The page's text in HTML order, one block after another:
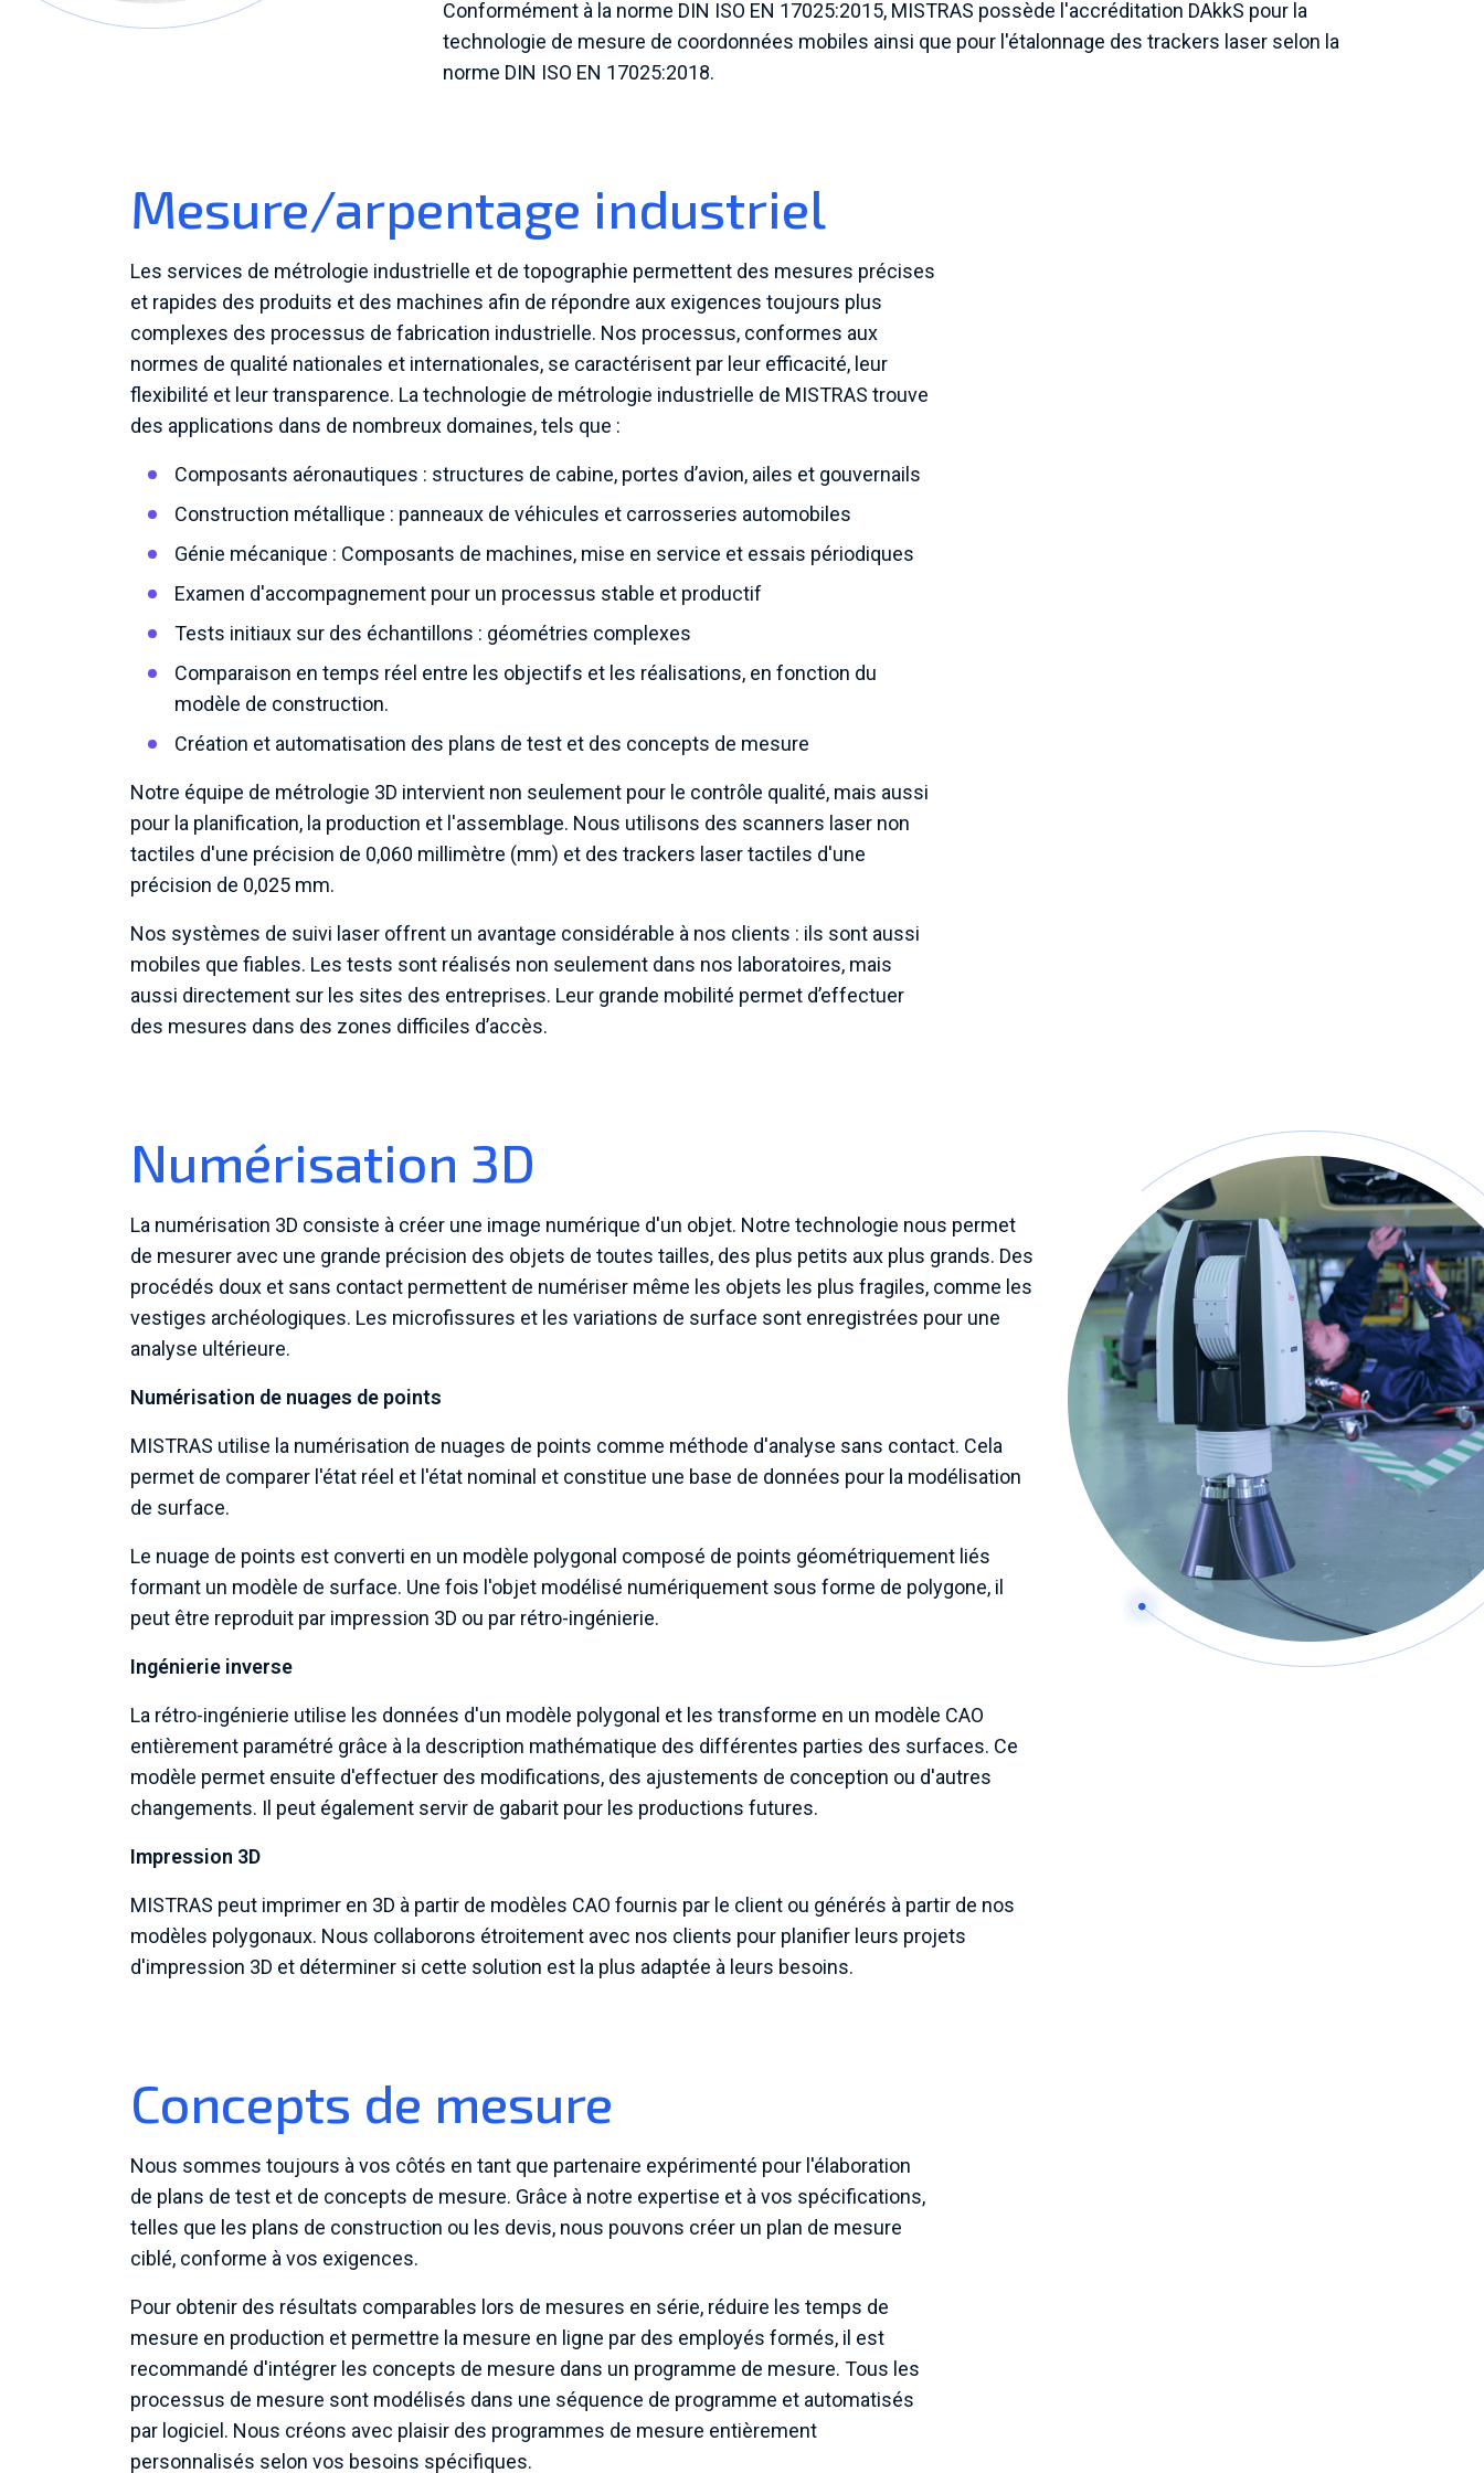
Conformément à la norme DIN ISO EN 17025:2015, MISTRAS possède l'accréditation DAkkS pour la
technologie de mesure de coordonnées mobiles ainsi que pour l'étalonnage des trackers laser selon la
norme DIN ISO EN 17025:2018.
Mesure/arpentage industriel
Les services de métrologie industrielle et de topographie permettent des mesures précises
et rapides des produits et des machines afin de répondre aux exigences toujours plus
complexes des processus de fabrication industrielle. Nos processus, conformes aux
normes de qualité nationales et internationales, se caractérisent par leur efficacité, leur
flexibilité et leur transparence. La technologie de métrologie industrielle de MISTRAS trouve
des applications dans de nombreux domaines, tels que :
Composants aéronautiques : structures de cabine, portes d’avion, ailes et gouvernails
Construction métallique : panneaux de véhicules et carrosseries automobiles
Génie mécanique : Composants de machines, mise en service et essais périodiques
Examen d'accompagnement pour un processus stable et productif
Tests initiaux sur des échantillons : géométries complexes
Comparaison en temps réel entre les objectifs et les réalisations, en fonction du
modèle de construction.
Création et automatisation des plans de test et des concepts de mesure
Notre équipe de métrologie 3D intervient non seulement pour le contrôle qualité, mais aussi
pour la planification, la production et l'assemblage. Nous utilisons des scanners laser non
tactiles d'une précision de 0,060 millimètre (mm) et des trackers laser tactiles d'une
précision de 0,025 mm.
Nos systèmes de suivi laser offrent un avantage considérable à nos clients : ils sont aussi
mobiles que fiables. Les tests sont réalisés non seulement dans nos laboratoires, mais
aussi directement sur les sites des entreprises. Leur grande mobilité permet d’effectuer
des mesures dans des zones difficiles d’accès.
Numérisation 3D
La numérisation 3D consiste à créer une image numérique d'un objet. Notre technologie nous permet
de mesurer avec une grande précision des objets de toutes tailles, des plus petits aux plus grands. Des
procédés doux et sans contact permettent de numériser même les objets les plus fragiles, comme les
vestiges archéologiques. Les microfissures et les variations de surface sont enregistrées pour une
analyse ultérieure.
Numérisation de nuages de points
MISTRAS utilise la numérisation de nuages de points comme méthode d'analyse sans contact. Cela
permet de comparer l'état réel et l'état nominal et constitue une base de données pour la modélisation
de surface.
Le nuage de points est converti en un modèle polygonal composé de points géométriquement liés
formant un modèle de surface. Une fois l'objet modélisé numériquement sous forme de polygone, il
peut être reproduit par impression 3D ou par rétro-ingénierie.
Ingénierie inverse
La rétro-ingénierie utilise les données d'un modèle polygonal et les transforme en un modèle CAO
entièrement paramétré grâce à la description mathématique des différentes parties des surfaces. Ce
modèle permet ensuite d'effectuer des modifications, des ajustements de conception ou d'autres
changements. Il peut également servir de gabarit pour les productions futures.
Impression 3D
MISTRAS peut imprimer en 3D à partir de modèles CAO fournis par le client ou générés à partir de nos
modèles polygonaux. Nous collaborons étroitement avec nos clients pour planifier leurs projets
d'impression 3D et déterminer si cette solution est la plus adaptée à leurs besoins.
Concepts de mesure
Nous sommes toujours à vos côtés en tant que partenaire expérimenté pour l'élaboration
de plans de test et de concepts de mesure. Grâce à notre expertise et à vos spécifications,
telles que les plans de construction ou les devis, nous pouvons créer un plan de mesure
ciblé, conforme à vos exigences.
Pour obtenir des résultats comparables lors de mesures en série, réduire les temps de
mesure en production et permettre la mesure en ligne par des employés formés, il est
recommandé d'intégrer les concepts de mesure dans un programme de mesure. Tous les
processus de mesure sont modélisés dans une séquence de programme et automatisés
par logiciel. Nous créons avec plaisir des programmes de mesure entièrement
personnalisés selon vos besoins spécifiques.